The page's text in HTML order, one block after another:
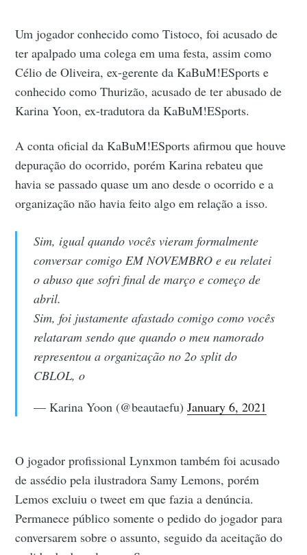
Um jogador conhecido como Tistoco, foi acusado de
ter apalpado uma colega em uma festa, assim como
Célio de Oliveira, ex-gerente da KaBuM!ESports e
conhecido como Thurizão, acusado de ter abusado de
Karina Yoon, ex-tradutora da KaBuM!ESports.
A conta oficial da KaBuM!ESports afirmou que houve
depuração do ocorrido, porém Karina rebateu que
havia se passado quase um ano desde o ocorrido e a
organização não havia feito algo em relação a isso.
Sim, igual quando vocês vieram formalmente
conversar comigo EM NOVEMBRO e eu relatei
o abuso que sofri final de março e começo de
abril.
Sim, foi justamente afastado comigo como vocês
relataram sendo que quando o meu namorado
representou a organização no 2o split do
CBLOL, o
— Karina Yoon (@beautaefu) January 6, 2021
O jogador profissional Lynxmon também foi acusado
de assédio pela ilustradora Samy Lemons, porém
Lemos excluiu o tweet em que fazia a denúncia.
Permanece público somente o pedido do jogador para
conversarem sobre o assunto, seguido da aceitação do